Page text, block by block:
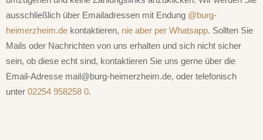
ausschließlich über Emailadressen mit Endung @burg-
heimerzheim.de kontaktieren, nie aber per Whatsapp. Sollten Sie
Mails oder Nachrichten von uns erhalten und sich nicht sicher
sein, ob diese echt sind, kontaktieren Sie uns gerne über die
Email-Adresse mail@burg-heimerzheim.de, oder telefonisch
unter 02254 958258 0.